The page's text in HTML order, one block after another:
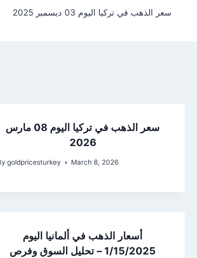
سعر الذهب في تركيا اليوم 03 ديسمبر 2025
سعر الذهب في تركيا اليوم 08 مارس
2026
goldpricesturkey March 8, 2026
أسعار الذهب في ألمانيا اليوم
1/15/2025 – تحليل السوق وفرص